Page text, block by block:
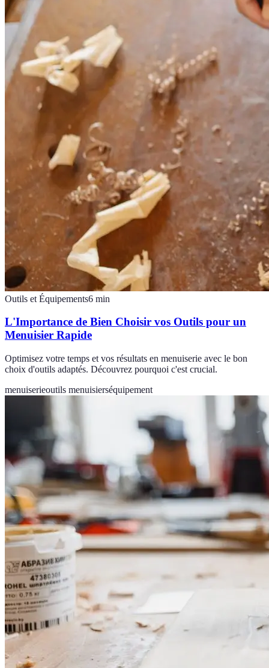
Outils et Équipements6 min
L'Importance de Bien Choisir vos Outils pour un
Menuisier Rapide
Optimisez votre temps et vos résultats en menuiserie avec le bon
choix d'outils adaptés. Découvrez pourquoi c'est crucial.
menuiserieoutils menuisierséquipement